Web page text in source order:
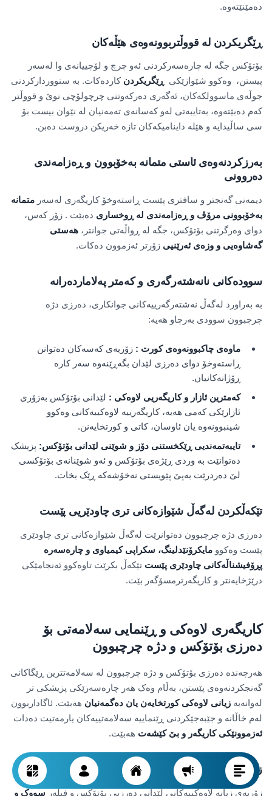
دەمێنێتەوە.
ڕێگریکردن لە قووڵتربوونەوەی هێڵەکان
بۆتۆکس جگە لە چارەسەرکردنی ئەو چرچ و لۆچییانەی وا لەسەر
پیستن، وەکوو شێوازێکی
ڕێگریکردن کاردەکات. بە سنووردارکردنی
جوڵەی ماسوولکەکان، ئەگەری دەرکەوتنی چرچولۆچی نوێ و قووڵتر
کەم دەبێتەوە، بەتایبەتی لەو کەسانەی تەمەنیان لە نێوان بیست بۆ
سی ساڵیدایە و هێلە داینامیکەکان تازە خەریکن دروست دەبن.
بەرزکردنەوەی ئاستی متمانە بەخۆبوون و ڕەزامەندی
دەروونی
دیمەنی گەنجتر و سافتری پێست ڕاستەوخۆ کاریگەری لەسەر متمانە
بەخۆبوونی مرۆڤ و ڕەزامەندی لە ڕوخساری دەبێت . زۆر کەس،
دوای وەرگرتنی بۆتۆکس، جگە لە ڕواڵەتی جوانتر، هەستی
گەشاوەیی و وزەی ئەرێنیی زۆرتر ئەزموون دەکات.
سوودەکانی نانەشتەرگەری و کەمتر پەلاماردەرانە
بە بەراورد لەگەڵ نەشتەرگەرییەکانی جوانکاری، دەرزی دژە
چرچبوون سوودی بەرچاو هەیە:
ماوەی چاکبوونەوەی کورت : زۆربەی کەسەکان دەتوانن
ڕاستەوخۆ دوای دەرزی لێدان بگەڕێنەوە سەر کارە
ڕۆژانەکانیان.
کەمترین ئازار و کاریگەریی لاوەکی : لێدانی بۆتۆکس بەزۆری
ئازارێکی کەمی هەیە، کاریگەرییە لاوەکییەکانی وەکوو
شینبوونەوە یان ئاوسان، کاتی و کورتخایەنن.
تایبەتمەندیی ڕێکخستنی دۆز و شوێنی لێدانی بۆتۆکس: پزیشک
دەتوانێت بە وردی ڕێژەی بۆتۆکس و ئەو شوێنانەی بۆتۆکسی
لێ دەردرێت بەپێ پێویستی نەخۆشەکە ڕێک بخات.
تێکەڵکردن لەگەڵ شێوازەکانی تری چاودێریی پێست
دەرزی دژە چرچبوون دەتوانرێت لەگەڵ شێوازەکانی تری چاودێری
پێست وەکوو مایکرۆنێدلینگ، سکراپی کیمیاوی و چارەسەرە
پڕۆفیشناڵەکانی چاودێری پێست تێکەڵ بکرێت تاوەکوو ئەنجامێکی
درێژخایەنتر و کاریگەرترمسۆگەر بێت.
کاریگەری لاوەکی و ڕێنمایی سەلامەتی بۆ
دەرزی بۆتۆکس و دژە چرچبوون
هەرچەندە دەرزی بۆتۆکس و دژە چرچبوون لە سەلامەتترین ڕێگاکانی
گەنجکردنەوەی پێستن، بەڵام وەک هەر چارەسەرێکی پزیشکی تر
لەوانەیە زیانی لاوەکی کورتخایەن یان دەگمەنیان هەبێت. ئاگاداربوون
لەم خاڵانە و جێبەجێکردنی ڕێنماییە سەلامەتییەکان یارمەتیت دەدات
ئەزموونێکی کاریگەر و بێ کێشەت هەبێت.
زیانە لاوەکییە کورت و باوەکان
زۆربەی زیانە لاوەکییەکانی لێدانی دەرزیی بۆتۆکس و فیلەر سووک و